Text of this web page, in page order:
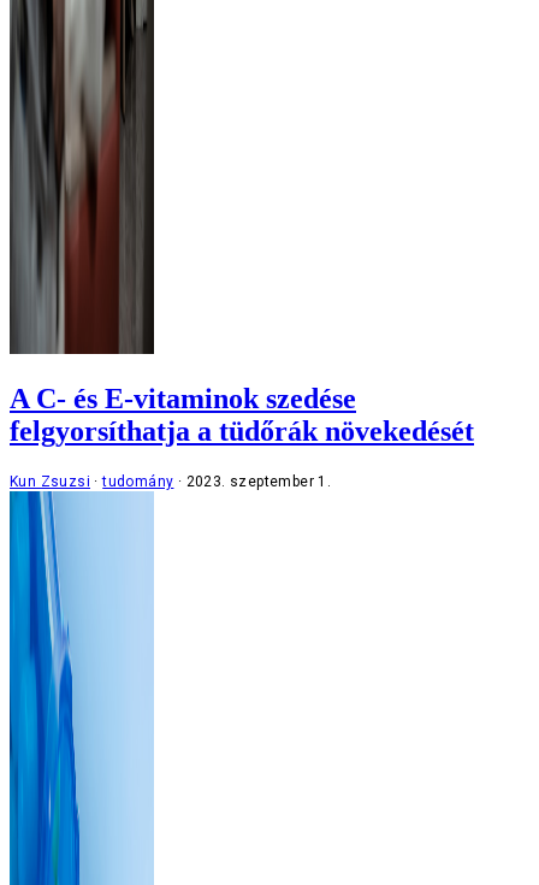
A C- és E-vitaminok szedése
felgyorsíthatja a tüdőrák növekedését
Kun Zsuzsi tudomány 2023. szeptember 1.